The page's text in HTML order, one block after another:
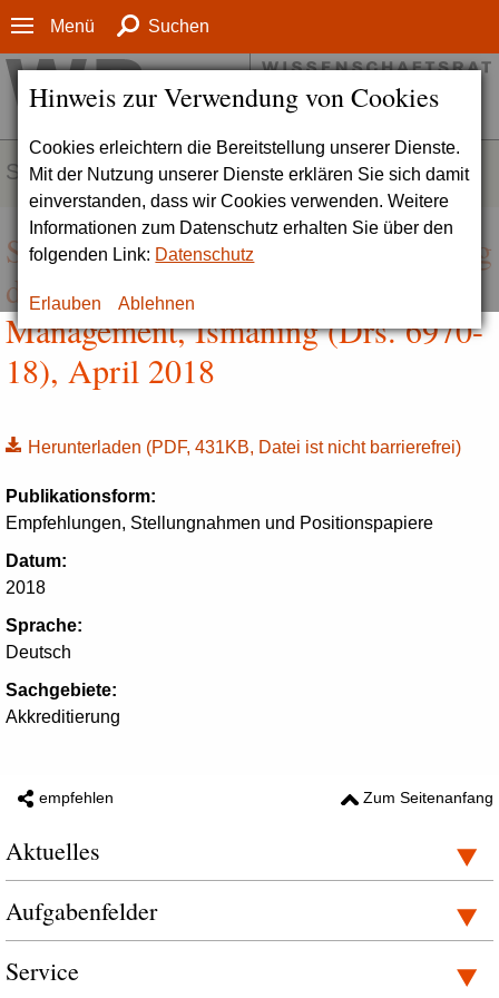
Hinweis zur Verwendung von Cookies
Cookies erleichtern die Bereitstellung unserer Dienste.
Mit der Nutzung unserer Dienste erklären Sie sich damit
einverstanden, dass wir Cookies verwenden. Weitere
Informationen zum Datenschutz erhalten Sie über den
folgenden Link: Datenschutz
Erlauben Ablehnen
Menü Suchen
SERVICE
Stellungnahme zur Reakkreditierung
der Hochschule für angewandtes
Management, Ismaning (Drs. 6970-
18), April 2018
Herunterladen (PDF, 431KB, Datei ist nicht barrierefrei)
Publikationsform:
Empfehlungen, Stellungnahmen und Positionspapiere
Datum:
2018
Sprache:
Deutsch
Sachgebiete:
Akkreditierung
empfehlen Zum Seitenanfang
Aktuelles
Aufgabenfelder
Service